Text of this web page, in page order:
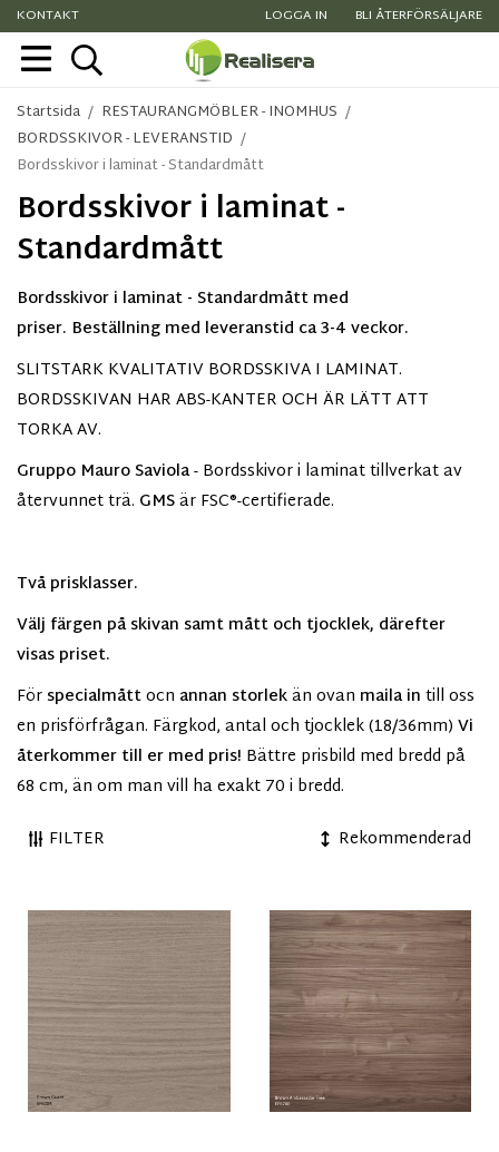
KONTAKT LOGGA IN BLI ÅTERFÖRSÄLJARE
Startsida / RESTAURANGMÖBLER - INOMHUS /
BORDSSKIVOR - LEVERANSTID /
Bordsskivor i laminat - Standardmått
Bordsskivor i laminat -
Standardmått
Bordsskivor i laminat - Standardmått med
priser. Beställning med leveranstid ca 3-4 veckor.
SLITSTARK KVALITATIV BORDSSKIVA I LAMINAT.
BORDSSKIVAN HAR ABS-KANTER OCH ÄR LÄTT ATT
TORKA AV.
Gruppo Mauro Saviola- Bordsskivor i laminat tillverkat av
återvunnet trä. GMSär FSC®-certifierade.
Två prisklasser.
Välj färgen på skivan samt mått och tjocklek, därefter
visas priset.
Förspecialmåttocn annan storlekän ovan maila intill oss
en prisförfrågan. Färgkod, antal och tjocklek (18/36mm)Vi
återkommer till er med pris! Bättre prisbild med bredd på
68 cm, än om man vill ha exakt 70 i bredd.
FILTER
Rekommenderad